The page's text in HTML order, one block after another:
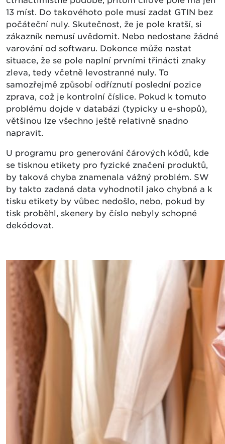
13 míst. Do takovéhoto pole musí zadat GTIN bez
počáteční nuly. Skutečnost, že je pole kratší, si
zákazník nemusí uvědomit. Nebo nedostane žádné
varování od softwaru. Dokonce může nastat
situace, že se pole naplní prvními třinácti znaky
zleva, tedy včetně levostranné nuly. To
samozřejmě způsobí odříznutí poslední pozice
zprava, což je kontrolní číslice. Pokud k tomuto
problému dojde v databázi (typicky u e-shopů),
většinou lze všechno ještě relativně snadno
napravit.
U programu pro generování čárových kódů, kde
se tisknou etikety pro fyzické značení produktů,
by taková chyba znamenala vážný problém. SW
by takto zadaná data vyhodnotil jako chybná a k
tisku etikety by vůbec nedošlo, nebo, pokud by
tisk proběhl, skenery by číslo nebyly schopné
dekódovat.